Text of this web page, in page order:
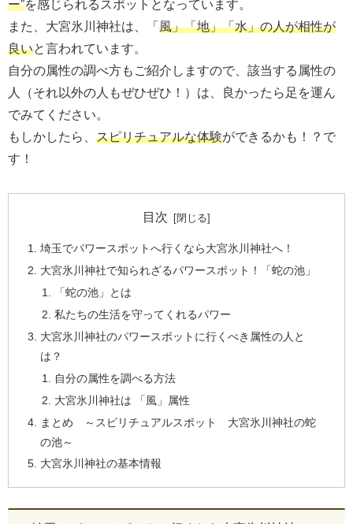
ー”を感じられるスポットとなっています。
また、大宮氷川神社は、「 風」「地」「水」の人が相性が
良いと言われています。
自分の属性の調べ方もご紹介しますので、該当する属性の
人（それ以外の人もぜひぜひ！）は、良かったら足を運ん
でみてください。
もしかしたら、 スピリチュアルな体験ができるかも！？で
す！
目次
埼玉でパワースポットへ行くなら大宮氷川神社へ！
大宮氷川神社で知られざるパワースポット！「蛇の池」
「蛇の池」とは
私たちの生活を守ってくれるパワー
大宮氷川神社のパワースポットに行くべき属性の人と
は？
自分の属性を調べる方法
大宮氷川神社は 「風」属性
まとめ ～スピリチュアルスポット 大宮氷川神社の蛇
の池～
大宮氷川神社の基本情報